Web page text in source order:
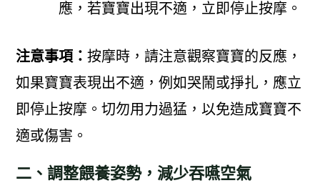
應，若寶寶出現不適，立即停止按摩。
注意事項： 按摩時，請注意觀察寶寶的反應，
如果寶寶表現出不適，例如哭鬧或掙扎，應立
即停止按摩。切勿用力過猛，以免造成寶寶不
適或傷害。
二、調整餵養姿勢，減少吞嚥空氣